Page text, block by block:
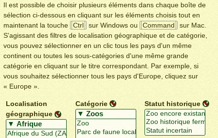
Il est possible de choisir plusieurs éléments dans chaque boîte de
sélection ci-dessous en cliquant sur les éléments choisis tout en
maintenant la touche
Ctrl sur Windows ou Command
sur Mac.
S'agissant des filtres de localisation géographique et de catégorie,
vous pouvez sélectionner en un clic tous les pays d'un même
continent ou toutes les sous-catégories d'une même grande
catégorie en cliquant sur le titre correspondant. Par exemple, si
vous souhaitez sélectionner tous les pays d'Europe, cliquez sur
« Europe ».
Localisation
géographique
Catégorie Statut historique